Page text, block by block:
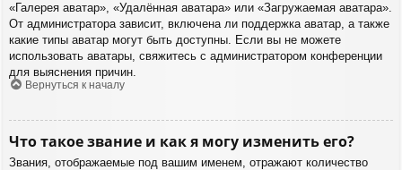
«Галерея аватар», «Удалённая аватара» или «Загружаемая аватара».
От администратора зависит, включена ли поддержка аватар, а также
какие типы аватар могут быть доступны. Если вы не можете
использовать аватары, свяжитесь с администратором конференции
для выяснения причин.
Вернуться к началу
Что такое звание и как я могу изменить его?
Звания, отображаемые под вашим именем, отражают количество